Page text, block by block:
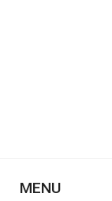
MENU